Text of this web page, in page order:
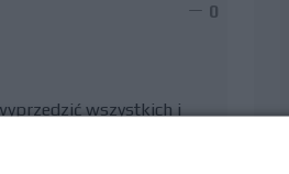
0
wszystkich i
z autem to Mercedesowi
wyścigów. Żeby